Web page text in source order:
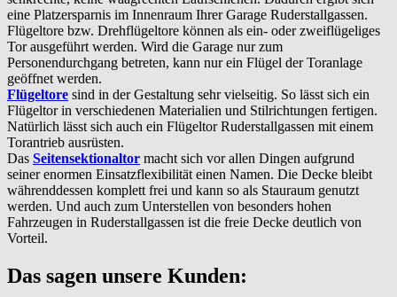
eine Platzersparnis im Innenraum Ihrer Garage Ruderstallgassen.
Flügeltore bzw. Drehflügeltore können als ein- oder zweiflügeliges
Tor ausgeführt werden. Wird die Garage nur zum
Personendurchgang betreten, kann nur ein Flügel der Toranlage
geöffnet werden.
Flügeltore sind in der Gestaltung sehr vielseitig. So lässt sich ein
Flügeltor in verschiedenen Materialien und Stilrichtungen fertigen.
Natürlich lässt sich auch ein Flügeltor Ruderstallgassen mit einem
Torantrieb ausrüsten.
Das Seitensektionaltor macht sich vor allen Dingen aufgrund
seiner enormen Einsatzflexibilität einen Namen. Die Decke bleibt
währenddessen komplett frei und kann so als Stauraum genutzt
werden. Und auch zum Unterstellen von besonders hohen
Fahrzeugen in Ruderstallgassen ist die freie Decke deutlich von
Vorteil.
Das sagen unsere Kunden: